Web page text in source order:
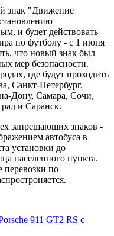
знак "Движение
и будет действовать
по футболу - с 1 июня
что новый знак был
мер безопасности.
где будут проходить
Санкт-Петербург,
Дону, Самара, Сочи,
и Саранск.
запрещающих знаков -
автобуса в
установки до
населенного пункта.
перевозки по
911 GT2 RS с